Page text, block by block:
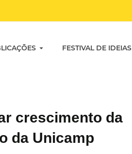
FESTIVAL DE IDEIAS
crescimento da
da Unicamp